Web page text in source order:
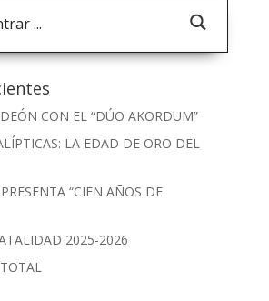
CON EL “DÚO AKORDUM”
LA EDAD DE ORO DEL
“CIEN AÑOS DE
2025-2026